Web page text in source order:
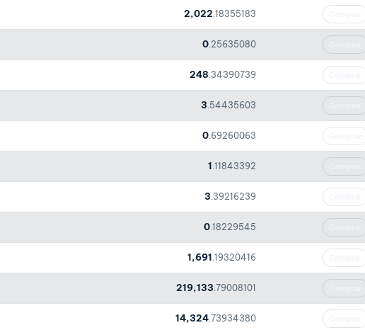
2,022.18355183
0.25635080
248.34390739
3.54435603
0.69260063
1.11843392
3.39216239
0.18229545
1,691.19320416
219,133.79008101
14,324.73934380